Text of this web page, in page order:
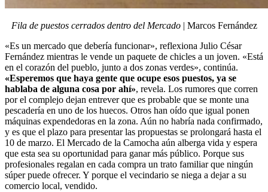
Fila de puestos cerrados dentro del Mercado| Marcos Fernández
«Es un mercado que debería funcionar», reflexiona Julio César
Fernández mientras le vende un paquete de chicles a un joven. «Está
en el corazón del pueblo, junto a dos zonas verdes», continúa.
«Esperemos que haya gente que ocupe esos puestos, ya se
hablaba de alguna cosa por ahí», revela. Los rumores que corren
por el complejo dejan entrever que es probable que se monte una
pescadería en uno de los huecos. Otros han oído que igual ponen
máquinas expendedoras en la zona. Aún no habría nada confirmado,
y es que el plazo para presentar las propuestas se prolongará hasta el
10 de marzo. El Mercado de la Camocha aún alberga vida y espera
que esta sea su oportunidad para ganar más público. Porque sus
profesionales regalan en cada compra un trato familiar que ningún
súper puede ofrecer. Y porque el vecindario se niega a dejar a su
comercio local, vendido.